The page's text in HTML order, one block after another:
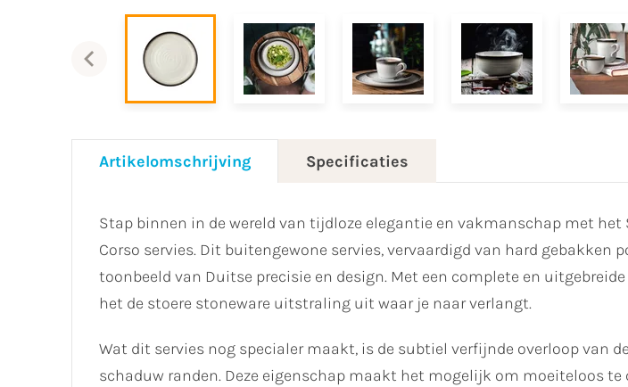
Artikelomschrijving Specificaties
Stap binnen in de wereld van tijdloze elegantie en vakmanschap met het
Corso servies. Dit buitengewone servies, vervaardigd van hard gebakken
toonbeeld van Duitse precisie en design. Met een complete en
het de stoere stoneware uitstraling uit waar je naar verlangt.
Wat dit servies nog specialer maakt, is de subtiel verfijnde overloop van
schaduw randen. Deze eigenschap maakt het mogelijk om moeiteloos